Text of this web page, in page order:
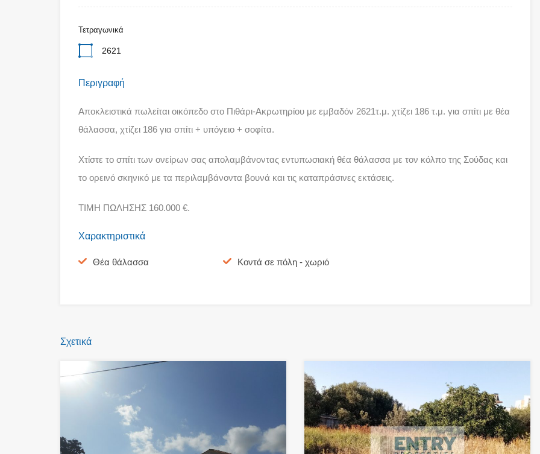
Τετραγωνικά
2621
Περιγραφή
Αποκλειστικά πωλείται οικόπεδο στο Πιθάρι-Ακρωτηρίου με εμβαδόν 2621τ.μ. χτίζει 186 τ.μ. για σπίτι με θέα
θάλασσα, χτίζει 186 για σπίτι + υπόγειο + σοφίτα.
Χτίστε το σπίτι των ονείρων σας απολαμβάνοντας εντυπωσιακή θέα θάλασσα με τον κόλπο της Σούδας και
το ορεινό σκηνικό με τα περιλαμβάνοντα βουνά και τις καταπράσινες εκτάσεις.
ΤΙΜΗ ΠΩΛΗΣΗΣ 160.000 €.
Χαρακτηριστικά
Θέα θάλασσα Κοντά σε πόλη - χωριό
Σχετικά